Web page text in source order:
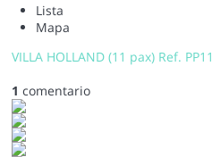
Lista
Mapa
VILLA HOLLAND (11 pax) Ref. PP11
1 comentario